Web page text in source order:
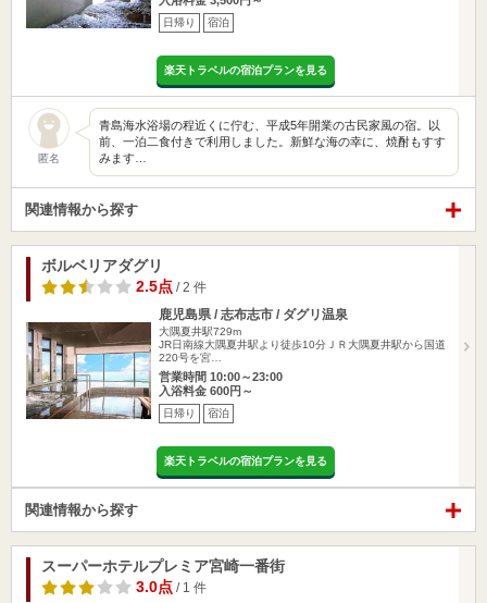
日帰り 宿泊
楽天トラベルの宿泊プランを見る
匿名
青島海水浴場の程近くに佇む、平成5年開業の古民家風の宿。以
前、一泊二食付きで利用しました。新鮮な海の幸に、焼酎もすす
みます…
関連情報から探す
ボルベリアダグリ
2.5点 / 2 件
鹿児島県 / 志布志市 / ダグリ温泉
大隅夏井駅729m
JR日南線大隅夏井駅より徒歩10分ＪＲ大隅夏井駅から国道
220号を宮…
営業時間 10:00～23:00
入浴料金 600円～
日帰り 宿泊
楽天トラベルの宿泊プランを見る
関連情報から探す
スーパーホテルプレミア宮崎一番街
3.0点 / 1 件